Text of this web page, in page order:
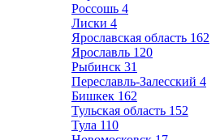
Россошь 4
Лиски 4
Ярославская область 162
Ярославль 120
Рыбинск 31
Переславль-Залесский 4
Бишкек 162
Тульская область 152
Тула 110